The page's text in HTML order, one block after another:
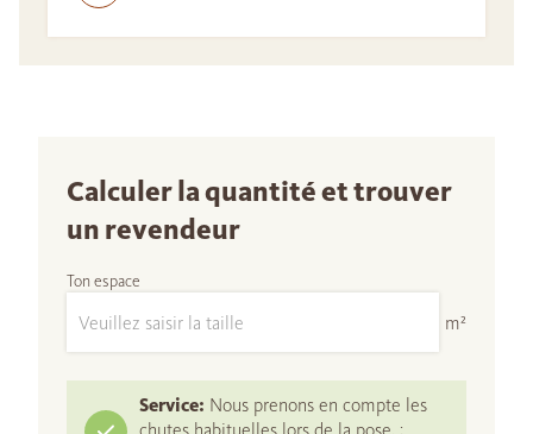
Calculer la quantité et trouver
un revendeur
Ton espace
m²
Service: Nous prenons en compte les